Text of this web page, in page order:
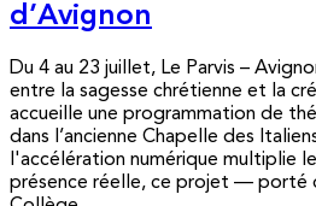
d’Avignon
Du 4 au 23 juillet, Le Parvis –
entre la sagesse chrétienne et la
accueille une programmation de
dans l’ancienne Chapelle des
l'accélération numérique multiplie
présence réelle, ce projet — porté